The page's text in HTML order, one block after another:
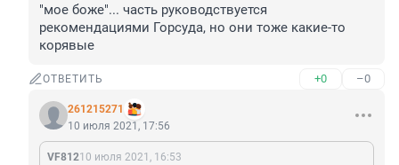
"мое боже"... часть руководствуется
рекомендациями Горсуда, но они тоже какие-то
корявые
ОТВЕТИТЬ +0 –0
261215271
10 июля 2021, 17:56
VF81210 июля 2021, 16:53